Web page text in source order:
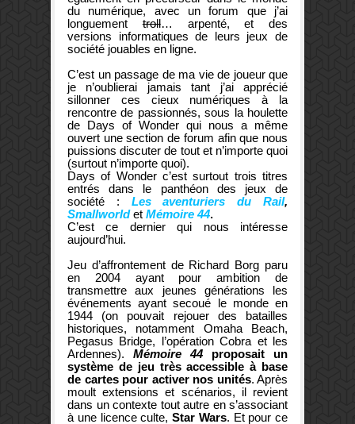
du numérique, avec un forum que j’ai
longuementtroll… arpenté, et des
versions informatiques de leurs jeux de
société jouables en ligne.
C’est un passage de ma vie de joueur que
je n’oublierai jamais tant j’ai apprécié
sillonner ces cieux numériques à la
rencontre de passionnés, sous la houlette
de Days of Wonder qui nous a même
ouvert une section de forum afin que nous
puissions discuter de tout et n’importe quoi
(surtout n’importe quoi).
Days of Wonder c’est surtout trois titres
entrés dans le panthéon des jeux de
société : Les aventuriers du Rail,
Smallworld et Mémoire 44.
C’est ce dernier qui nous intéresse
aujourd’hui.
Jeu d’affrontement de Richard Borg paru
en 2004 ayant pour ambition de
transmettre aux jeunes générations les
événements ayant secoué le monde en
1944 (on pouvait rejouer des batailles
historiques, notamment Omaha Beach,
Pegasus Bridge, l’opération Cobra et les
Ardennes). Mémoire 44 proposait un
système de jeu très accessible à base
de cartes pour activer nos unités. Après
moult extensions et scénarios, il revient
dans un contexte tout autre en s’associant
à une licence culte, Star Wars. Et pour ce